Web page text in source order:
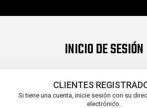
INICIO DE SESIÓN
CLIENTES
Si tiene una cuenta, inicie sesión con su
electrónico.